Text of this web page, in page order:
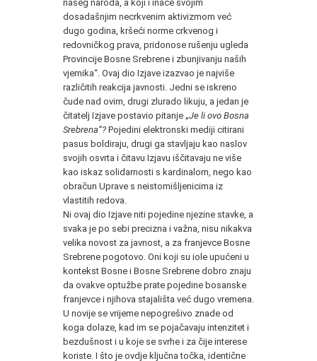
našeg naroda, a koji i inače svojim
dosadašnjim necrkvenim aktivizmom već
dugo godina, kršeći norme crkvenog i
redovničkog prava, pridonose rušenju ugleda
Provincije Bosne Srebrene i zbunjivanju naših
vjernika“. Ovaj dio Izjave izazvao je najviše
različitih reakcija javnosti. Jedni se iskreno
čude nad ovim, drugi zlurado likuju, a jedan je
čitatelj Izjave postavio pitanje „Je li ovo Bosna
Srebrena“? Pojedini elektronski mediji citirani
pasus boldiraju, drugi ga stavljaju kao naslov
svojih osvrta i čitavu Izjavu iščitavaju ne više
kao iskaz solidarnosti s kardinalom, nego kao
obračun Uprave s neistomišljenicima iz
vlastitih redova.
Ni ovaj dio Izjave niti pojedine njezine stavke, a
svaka je po sebi precizna i važna, nisu nikakva
velika novost za javnost, a za franjevce Bosne
Srebrene pogotovo. Oni koji su iole upućeni u
kontekst Bosne i Bosne Srebrene dobro znaju
da ovakve optužbe prate pojedine bosanske
franjevce i njihova stajališta već dugo vremena.
U novije se vrijeme nepogrešivo znade od
koga dolaze, kad im se pojačavaju intenzitet i
bezdušnost i u koje se svrhe i za čije interese
koriste. I što je ovdje ključna točka, identične